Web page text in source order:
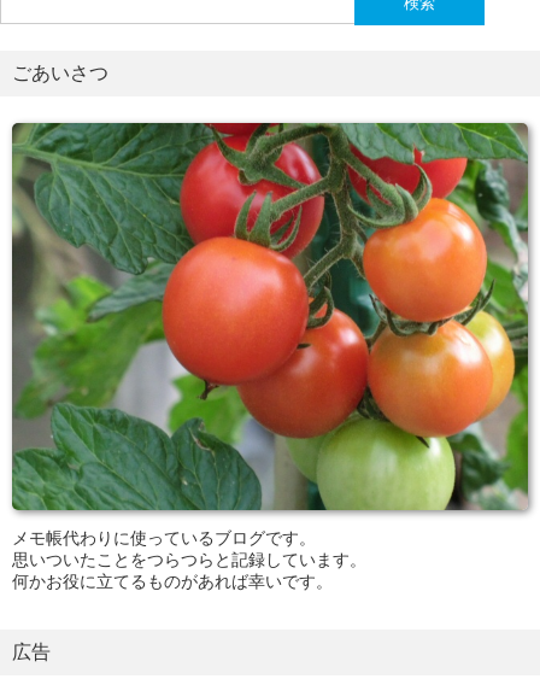
索:
ごあいさつ
メモ帳代わりに使っているブログです。
思いついたことをつらつらと記録しています。
何かお役に立てるものがあれば幸いです。
広告